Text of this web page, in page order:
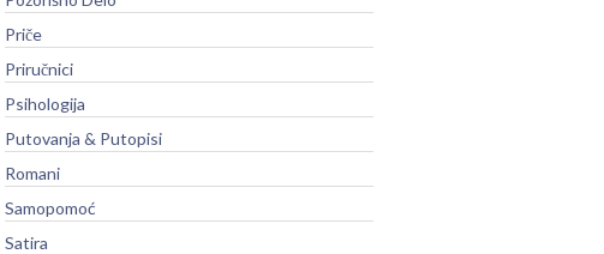
Priče
Priručnici
Psihologija
Putovanja & Putopisi
Romani
Samopomoć
Satira